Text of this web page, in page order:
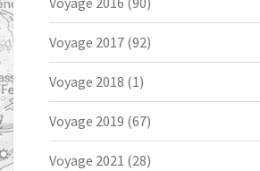
Voyage 2017 (92)
Voyage 2018 (1)
Voyage 2019 (67)
Voyage 2021 (28)